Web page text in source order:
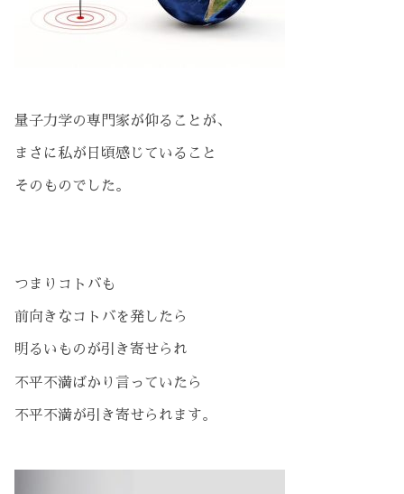
量子力学の専門家が仰ることが、
まさに私が日頃感じていること
そのものでした。
つまりコトバも
前向きなコトバを発したら
明るいものが引き寄せられ
不平不満ばかり言っていたら
不平不満が引き寄せられます。